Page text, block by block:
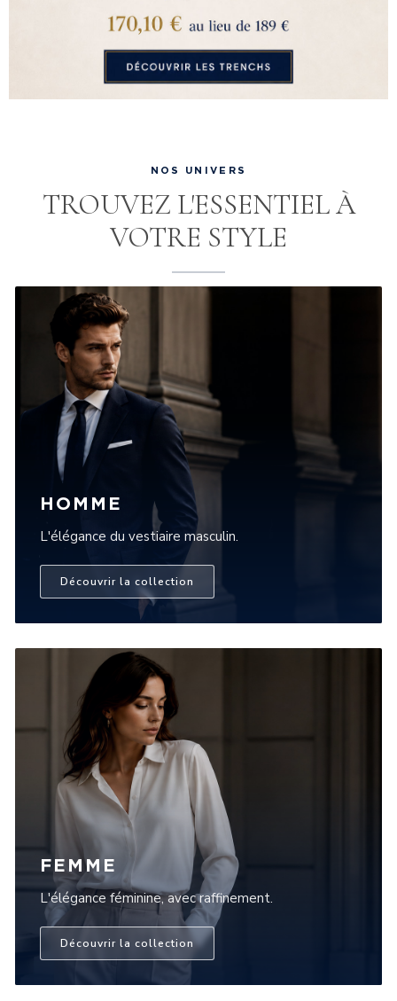
NOS UNIVERS
TROUVEZ L'ESSENTIEL À
VOTRE STYLE
HOMME
L'élégance du vestiaire masculin.
Découvrir la collection
FEMME
L'élégance féminine, avec raffinement.
Découvrir la collection